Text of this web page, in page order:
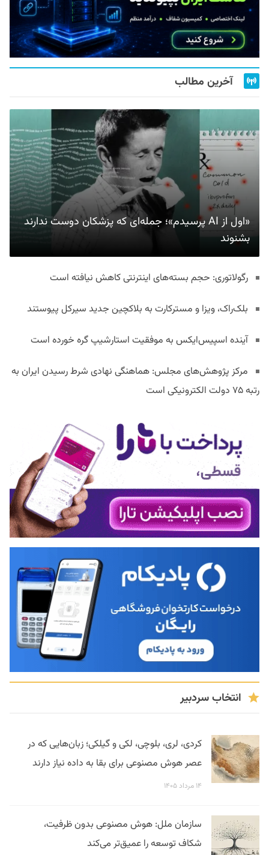
آخرین مطالب
«اول از AI پرسیدم»؛ جمله‌ای که پزشکان دوست ندارند
بشنوند
رگولاتوری: حجم بسته‌های اینترنتی کاهش نیافته است
بلک‌راک، ویزا و مسترکارت به بلاکچین جدید سیرکل پیوستند
آینده اسپیس‌ایکس به موفقیت استارشیپ گره خورده است
مرکز پژوهش‌های مجلس: هماهنگی نهادی شرط رسیدن ایران به
رتبه ۷۵ دولت الکترونیکی است
انتخاب سردبیر
کردی، لری، بلوچی، لکی و گیلکی؛ زبان‌هایی که در
عصر هوش مصنوعی برای بقا به داده نیاز دارند
۱۴ مرداد ۱۴۰۵
سازمان ملل: هوش مصنوعی بدون ظرفیت،
شکاف توسعه را عمیق‌تر می‌کند